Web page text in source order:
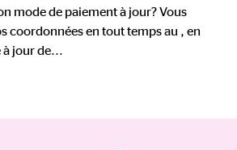
mode de paiement à jour? Vous
coordonnées en tout temps au , en
à jour de...